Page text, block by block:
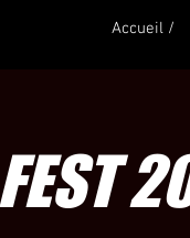
Accueil /